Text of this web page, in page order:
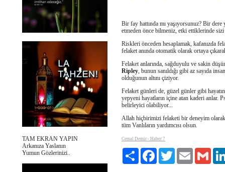
TAM EKRAN YAPIN
Arkanıza Yaslanın
Yumun Gözlerinizi..
Bir fay hattında mı yaşıyorsunuz? Bir dere
etmeden önce bilmeniz, etki ettiklerinde sizi
Riskleri önceden hesaplamak, kafanızda
felaket anında otomatik olarak ortaya
Felaket anlarında, sağduyulu ve sakin
Ripley, bunun sanıldığı gibi az sayıda
olduğunun altını çiziyor.
Felaket günleri de, güzel günler gibi
yepyeni hayatların içine atan kaderi anlar.
belirleyici olabiliyor...
Allah hiçbirimizi felaketi bir deneyim
tüm Vanlıların yardımcısı olsun.
Cemal Demir - Haber 7
Paylaş FacebookTwitter Email Gmail